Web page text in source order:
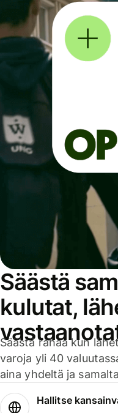
Säästä
kulutat,
Säästä rahaa kun
varoja yli 40
aina yhdeltä ja
Hallitse